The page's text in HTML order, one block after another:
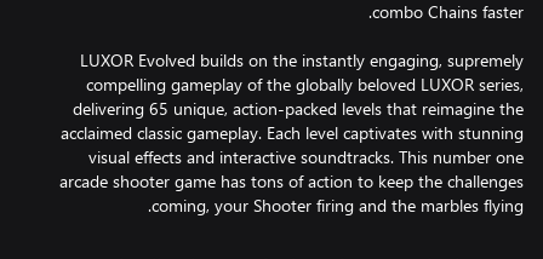
LUXOR Evolved builds on the instantly engaging, supremely
compelling gameplay of the globally beloved LUXOR series,
delivering 65 unique, action-packed levels that reimagine the
acclaimed classic gameplay. Each level captivates with stunning
visual effects and interactive soundtracks. This number one
arcade shooter game has tons of action to keep the challenges
coming, your Shooter firing and the marbles flying.